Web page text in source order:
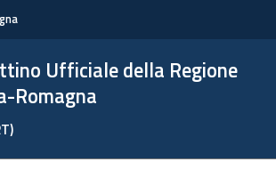
Ufficiale della Regione
Romagna